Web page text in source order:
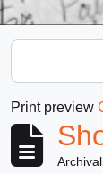
Print preview